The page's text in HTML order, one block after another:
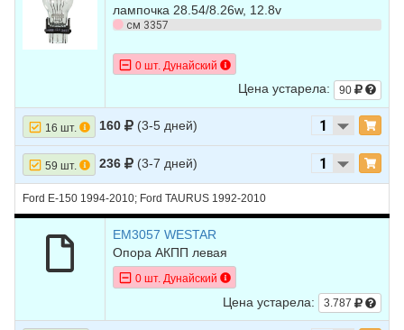
CHEVROLET TAHOE 2013
V8 6.0L HYBRID -
ELECTRIC/GAS
CHEVROLET TAHOE 2012
2012
V8 6.0L HYBRID -
ELECTRIC/GAS
15 CHEVROLET
16 CHEVROLET TAHOE
V8 6.0L HYBRID -
ELECTRIC/GAS
17 CHEVROLET TAHOE 2010 V8 5.3L
CHEVROLET
CHEVROLET TAHOE 2009
20 CHEVROLET TAHOE 2009 V8 5.3L
лампочка 28.54/8.26w, 12.8v
см 3357
0 шт. Дунайский
Цена устарела: 90
16 шт. 160 (3-5 дней)
59 шт. 236 (3-7 дней)
Ford E-150 1994-2010; Ford TAURUS 1992-2010
EM3057 WESTAR
Опора АКПП левая
0 шт. Дунайский
Цена устарела: 3.787